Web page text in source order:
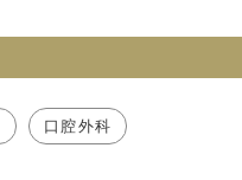
口腔外科